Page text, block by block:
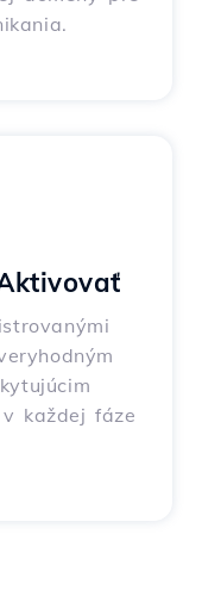
každej fáze